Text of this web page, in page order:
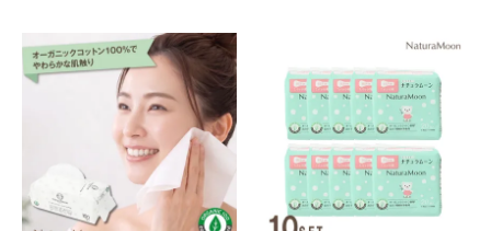
インナー・下着・ナイトウェア
キッズ・ベビー・マタニティ
キッチン用品